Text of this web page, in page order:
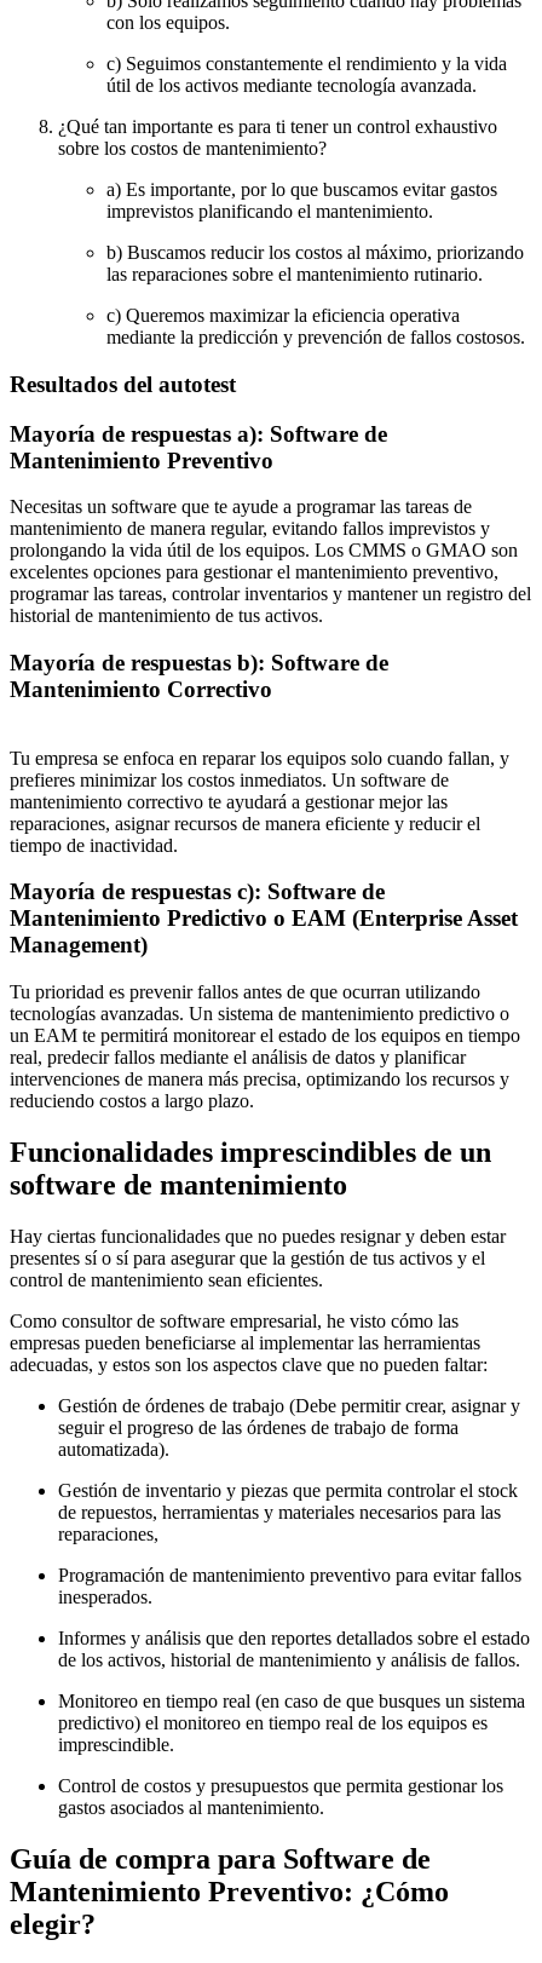
con los equipos.
c) Seguimos constantemente el rendimiento y la vida
útil de los activos mediante tecnología avanzada.
¿Qué tan importante es para ti tener un control exhaustivo
sobre los costos de mantenimiento?
a) Es importante, por lo que buscamos evitar gastos
imprevistos planificando el mantenimiento.
b) Buscamos reducir los costos al máximo, priorizando
las reparaciones sobre el mantenimiento rutinario.
c) Queremos maximizar la eficiencia operativa
mediante la predicción y prevención de fallos costosos.
Resultados del autotest
Mayoría de respuestas a): Software de
Mantenimiento Preventivo
Necesitas un software que te ayude a programar las tareas de
mantenimiento de manera regular, evitando fallos imprevistos y
prolongando la vida útil de los equipos. Los CMMS o GMAO son
excelentes opciones para gestionar el mantenimiento preventivo,
programar las tareas, controlar inventarios y mantener un registro del
historial de mantenimiento de tus activos.
Mayoría de respuestas b): Software de
Mantenimiento Correctivo
Tu empresa se enfoca en reparar los equipos solo cuando fallan, y
prefieres minimizar los costos inmediatos. Un software de
mantenimiento correctivo te ayudará a gestionar mejor las
reparaciones, asignar recursos de manera eficiente y reducir el
tiempo de inactividad.
Mayoría de respuestas c): Software de
Mantenimiento Predictivo o EAM (Enterprise Asset
Management)
Tu prioridad es prevenir fallos antes de que ocurran utilizando
tecnologías avanzadas. Un sistema de mantenimiento predictivo o
un EAM te permitirá monitorear el estado de los equipos en tiempo
real, predecir fallos mediante el análisis de datos y planificar
intervenciones de manera más precisa, optimizando los recursos y
reduciendo costos a largo plazo.
Funcionalidades imprescindibles de un
software de mantenimiento
Hay ciertas funcionalidades que no puedes resignar y deben estar
presentes sí o sí para asegurar que la gestión de tus activos y el
control de mantenimiento sean eficientes.
Como consultor de software empresarial, he visto cómo las
empresas pueden beneficiarse al implementar las herramientas
adecuadas, y estos son los aspectos clave que no pueden faltar:
Gestión de órdenes de trabajo (Debe permitir crear, asignar y
seguir el progreso de las órdenes de trabajo de forma
automatizada).
Gestión de inventario y piezas que permita controlar el stock
de repuestos, herramientas y materiales necesarios para las
reparaciones,
Programación de mantenimiento preventivo para evitar fallos
inesperados.
Informes y análisis que den reportes detallados sobre el estado
de los activos, historial de mantenimiento y análisis de fallos.
Monitoreo en tiempo real (en caso de que busques un sistema
predictivo) el monitoreo en tiempo real de los equipos es
imprescindible.
Control de costos y presupuestos que permita gestionar los
gastos asociados al mantenimiento.
Guía de compra para Software de
Mantenimiento Preventivo: ¿Cómo
elegir?